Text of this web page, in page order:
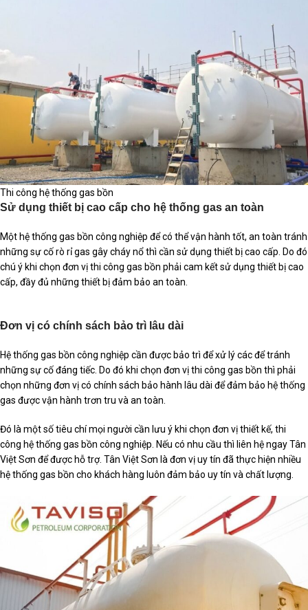
Thi công hệ thống gas bồn
Sử dụng thiết bị cao cấp cho hệ thống gas an toàn
Một hệ thống gas bồn công nghiệp để có thể vận hành tốt, an toàn tránh
những sự cố rò rỉ gas gây cháy nổ thì cần sử dụng thiết bị cao cấp. Do đó
chú ý khi chọn đơn vị thi công gas bồn phải cam kết sử dụng thiết bị cao
cấp, đầy đủ những thiết bị đảm bảo an toàn.
Đơn vị có chính sách bảo trì lâu dài
Hệ thống gas bồn công nghiệp cần được bảo trì để xử lý các để tránh
những sự cố đáng tiếc. Do đó khi chọn đơn vị thi công gas bồn thì phải
chọn những đơn vị có chính sách bảo hành lâu dài để đảm bảo hệ thống
gas được vận hành trơn tru và an toàn.
Đó là một số tiêu chí mọi người cần lưu ý khi chọn đơn vị thiết kế, thi
công hệ thống gas bồn công nghiệp. Nếu có nhu cầu thì liên hệ ngay Tân
Việt Sơn để được hỗ trợ. Tân Việt Sơn là đơn vị uy tín đã thực hiện nhiều
hệ thống gas bồn cho khách hàng luôn đảm bảo uy tín và chất lượng.